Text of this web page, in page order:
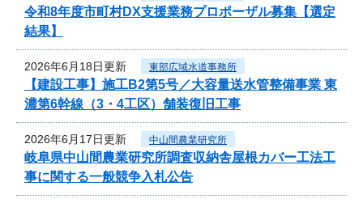
令和8年度市町村DX支援業務プロポーザル募集【選定
結果】
2026年6月18日更新 東部広域水道事務所
【建設工事】施工B2第5号／大容量送水管整備事業 東
濃第6幹線（3・4工区）舗装復旧工事
2026年6月17日更新 中山間農業研究所
岐阜県中山間農業研究所調査収納舎屋根カバー工法工
事に関する一般競争入札公告